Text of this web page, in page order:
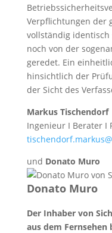
Verpflichtungen der
vollständig
noch von der
geredet. Ein
hinsichtlich der
der Sicht des
Markus Tischendorf
Ingenieur I Berater I
und Donato Muro
Donato Muro
Der Inhaber von
aus dem